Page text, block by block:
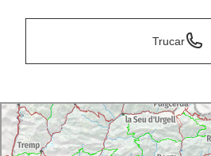
Trucar